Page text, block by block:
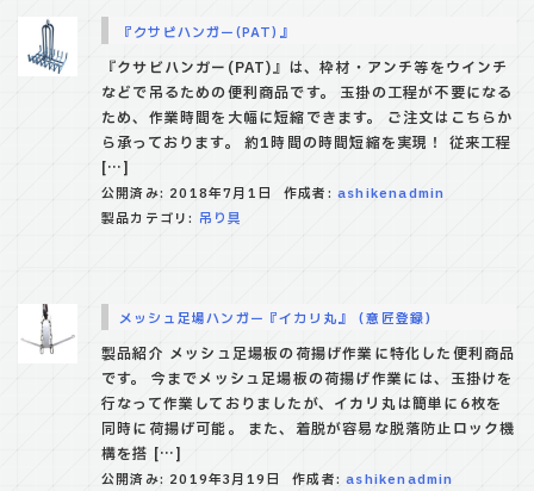
『クサビハンガー(PAT)』
『クサビハンガー(PAT)』は、枠材・アンチ等をウインチ
などで吊るための便利商品です。 玉掛の工程が不要になる
ため、作業時間を大幅に短縮できます。 ご注文はこちらか
ら承っております。 約1時間の時間短縮を実現！ 従来工程
[…]
公開済み: 2018年7月1日 作成者: ashikenadmin
製品カテゴリ: 吊り具
メッシュ足場ハンガー『イカリ丸』（意匠登録）
製品紹介 メッシュ足場板の荷揚げ作業に特化した便利商品
です。 今までメッシュ足場板の荷揚げ作業には、玉掛けを
行なって作業しておりましたが、イカリ丸は簡単に6枚を
同時に荷揚げ可能。 また、着脱が容易な脱落防止ロック機
構を搭 […]
公開済み: 2019年3月19日 作成者:ashikenadmin